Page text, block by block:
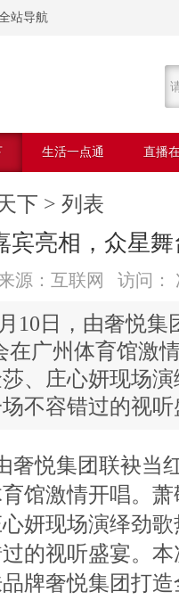
站导航
生活一点通 直播
下 > 列表
宾亮相，众星
源：互联网 访问：
日，由奢悦集
在广州体育馆激
、庄心妍现场
不容错过的视
悦集团联袂当
馆激情开唱。
妍现场演绎劲
的视听盛宴。
牌奢悦集团打